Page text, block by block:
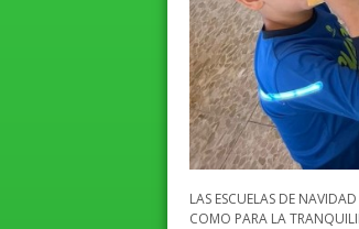
LAS ESCUELAS DE
COMO PARA LA